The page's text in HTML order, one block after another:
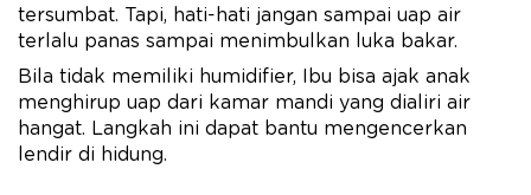
tersumbat. Tapi, hati-hati jangan sampai uap air
terlalu panas sampai menimbulkan luka bakar.
Bila tidak memiliki humidifier, Ibu bisa ajak anak
menghirup uap dari kamar mandi yang dialiri air
hangat. Langkah ini dapat bantu mengencerkan
lendir di hidung.